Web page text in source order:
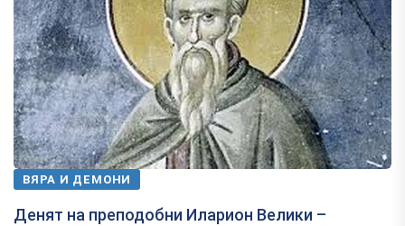
ВЯРА И ДЕМОНИ
Денят на преподобни Иларион Велики –